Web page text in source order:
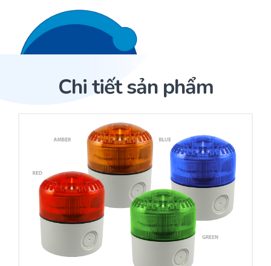
Trang Chủ
Cảm biến ACI
Nhà phân phối cảm biến
Nhà sản xuất thiết bị điều khiển
Cung cấp giải pháp quản lý cho toà nhà (BMS)
Dự án
Bài viết
Hợp tác
Chi tiết sản phẩm
Sản phẩm